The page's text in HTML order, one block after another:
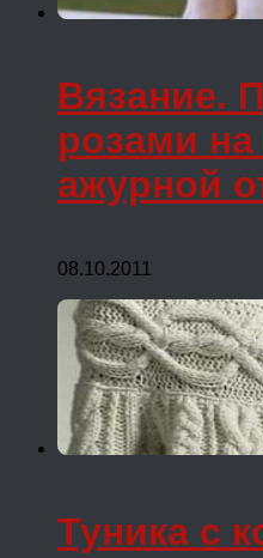
Вязание.
розами на
ажурной
08.10.2011
Туника с